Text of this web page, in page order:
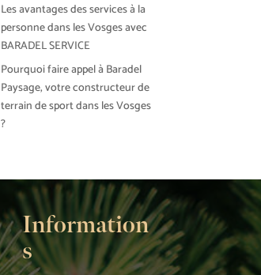
Les avantages des services à la
personne dans les Vosges avec
BARADEL SERVICE
Pourquoi faire appel à Baradel
Paysage, votre constructeur de
terrain de sport dans les Vosges
?
Information
s